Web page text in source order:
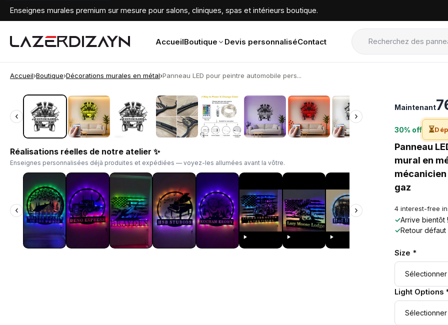
Enseignes murales premium sur mesure pour salons, cliniques, spas et intérieurs boutique.
AccueilBoutique Devis personnaliséContact
Accueil›Boutique›Décorations murales en métal›Panneau LED pour peintre automobile pers...
‹ ›
‹ ›
Réalisations réelles de notre atelier ✨
Enseignes personnalisées déjà produites et expédiées — voyez-les allumées avant la vôtre.
‹ ›
Maintenant
30% off ⏳
Panneau
mural en
gaz
4 interest-free
✓Arrive bientôt
✓Retour
Size *
Light Options